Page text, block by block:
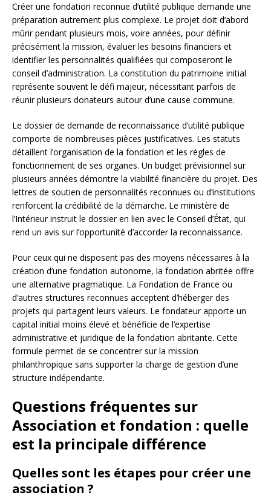
Créer une fondation reconnue d’utilité publique demande une
préparation autrement plus complexe. Le projet doit d’abord
mûrir pendant plusieurs mois, voire années, pour définir
précisément la mission, évaluer les besoins financiers et
identifier les personnalités qualifiées qui composeront le
conseil d’administration. La constitution du patrimoine initial
représente souvent le défi majeur, nécessitant parfois de
réunir plusieurs donateurs autour d’une cause commune.
Le dossier de demande de reconnaissance d’utilité publique
comporte de nombreuses pièces justificatives. Les statuts
détaillent l’organisation de la fondation et les règles de
fonctionnement de ses organes. Un budget prévisionnel sur
plusieurs années démontre la viabilité financière du projet. Des
lettres de soutien de personnalités reconnues ou d’institutions
renforcent la crédibilité de la démarche. Le ministère de
l’Intérieur instruit le dossier en lien avec le Conseil d’État, qui
rend un avis sur l’opportunité d’accorder la reconnaissance.
Pour ceux qui ne disposent pas des moyens nécessaires à la
création d’une fondation autonome, la fondation abritée offre
une alternative pragmatique. La Fondation de France ou
d’autres structures reconnues acceptent d’héberger des
projets qui partagent leurs valeurs. Le fondateur apporte un
capital initial moins élevé et bénéficie de l’expertise
administrative et juridique de la fondation abritante. Cette
formule permet de se concentrer sur la mission
philanthropique sans supporter la charge de gestion d’une
structure indépendante.
Questions fréquentes sur
Association et fondation : quelle
est la principale différence
Quelles sont les étapes pour créer une
association ?